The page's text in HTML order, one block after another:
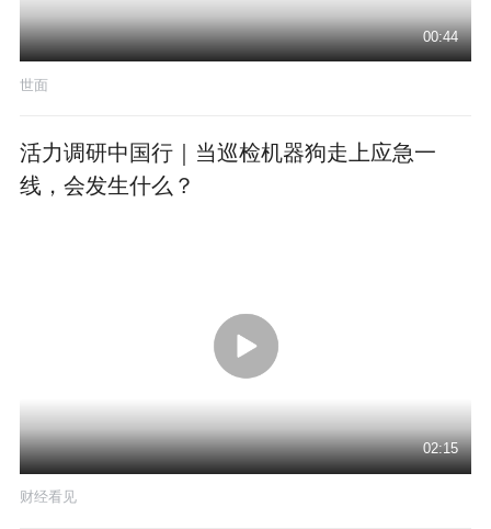
00:44
世面
活力调研中国行｜当巡检机器狗走上应急一
线，会发生什么？
02:15
财经看见